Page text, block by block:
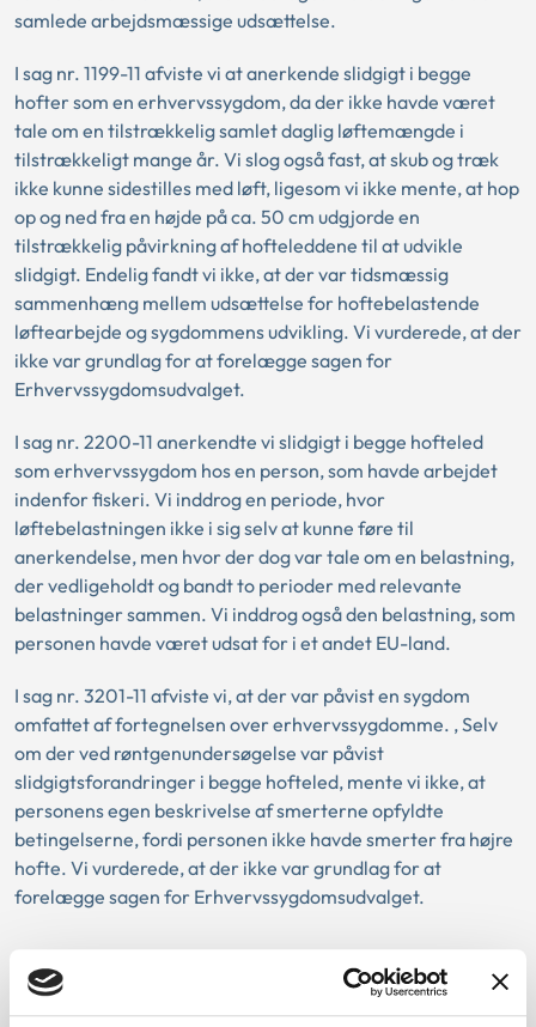
samlede arbejdsmæssige udsættelse.
I sag nr. 1199-11 afviste vi at anerkende slidgigt i begge
hofter som en erhvervssygdom, da der ikke havde været
tale om en tilstrækkelig samlet daglig løftemængde i
tilstrækkeligt mange år. Vi slog også fast, at skub og træk
ikke kunne sidestilles med løft, ligesom vi ikke mente, at hop
op og ned fra en højde på ca. 50 cm udgjorde en
tilstrækkelig påvirkning af hofteleddene til at udvikle
slidgigt. Endelig fandt vi ikke, at der var tidsmæssig
sammenhæng mellem udsættelse for hoftebelastende
løftearbejde og sygdommens udvikling. Vi vurderede, at der
ikke var grundlag for at forelægge sagen for
Erhvervssygdomsudvalget.
I sag nr. 2200-11 anerkendte vi slidgigt i begge hofteled
som erhvervssygdom hos en person, som havde arbejdet
indenfor fiskeri. Vi inddrog en periode, hvor
løftebelastningen ikke i sig selv at kunne føre til
anerkendelse, men hvor der dog var tale om en belastning,
der vedligeholdt og bandt to perioder med relevante
belastninger sammen. Vi inddrog også den belastning, som
personen havde været udsat for i et andet EU-land.
I sag nr. 3201-11 afviste vi, at der var påvist en sygdom
omfattet af fortegnelsen over erhvervssygdomme. , Selv
om der ved røntgenundersøgelse var påvist
slidgigtsforandringer i begge hofteled, mente vi ikke, at
personens egen beskrivelse af smerterne opfyldte
betingelserne, fordi personen ikke havde smerter fra højre
hofte. Vi vurderede, at der ikke var grundlag for at
forelægge sagen for Erhvervssygdomsudvalget.
Love: